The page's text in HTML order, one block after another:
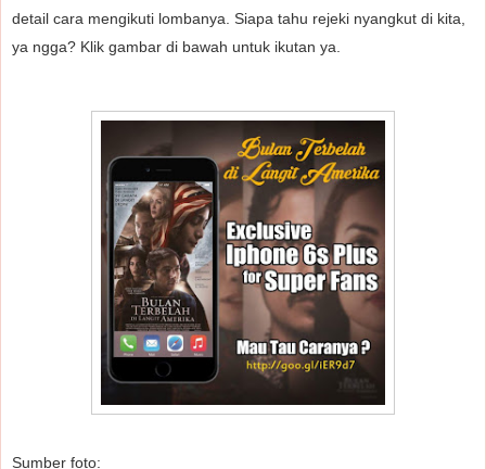
detail cara mengikuti lombanya. Siapa tahu rejeki nyangkut di kita,
ya ngga? Klik gambar di bawah untuk ikutan ya.
Sumber foto: